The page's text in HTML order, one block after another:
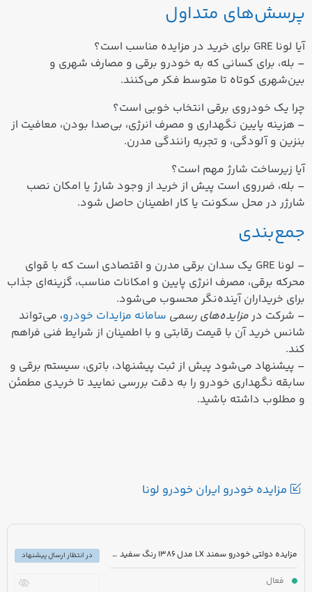
پرسش‌های متداول
آیا لونا GRE برای خرید در مزایده مناسب است؟
– بله، برای کسانی که به خودرو برقی و مصارف شهری و
بین‌شهری کوتاه تا متوسط فکر می‌کنند.
چرا یک خودروی برقی انتخاب خوبی است؟
– هزینه پایین نگهداری و مصرف انرژی، بی‌صدا بودن، معافیت از
بنزین و آلودگی، و تجربه رانندگی مدرن.
آیا زیرساخت شارژ مهم است؟
– بله، ضرروی است پیش از خرید از وجود شارژ یا امکان نصب
شارژر در محل سکونت یا کار اطمینان حاصل شود.
جمع‌بندی
– لونا GRE یک سدان برقی مدرن و اقتصادی است که با قوای
محرکه برقی، مصرف انرژی پایین و امکانات مناسب، گزینه‌ای جذاب
برای خریداران آینده‌نگر محسوب می‌شود.
– شرکت درمزایده‌های رسمی سامانه مزایدات خودرو، می‌تواند
شانس خرید آن با قیمت رقابتی و با اطمینان از شرایط فنی فراهم
کند.
– پیشنهاد می‌شود پیش از ثبت پیشنهاد، باتری، سیستم برقی و
سابقه نگهداری خودرو را به دقت بررسی نمایید تا خریدی مطمئن
و مطلوب داشته باشید.
مزایده خودرو ایران خودرو لونا
مزایده دولتی خودرو سمند LX مدل 1386 رنگ سفید صدفی
فعال
در انتظار ارسال پیشنهاد